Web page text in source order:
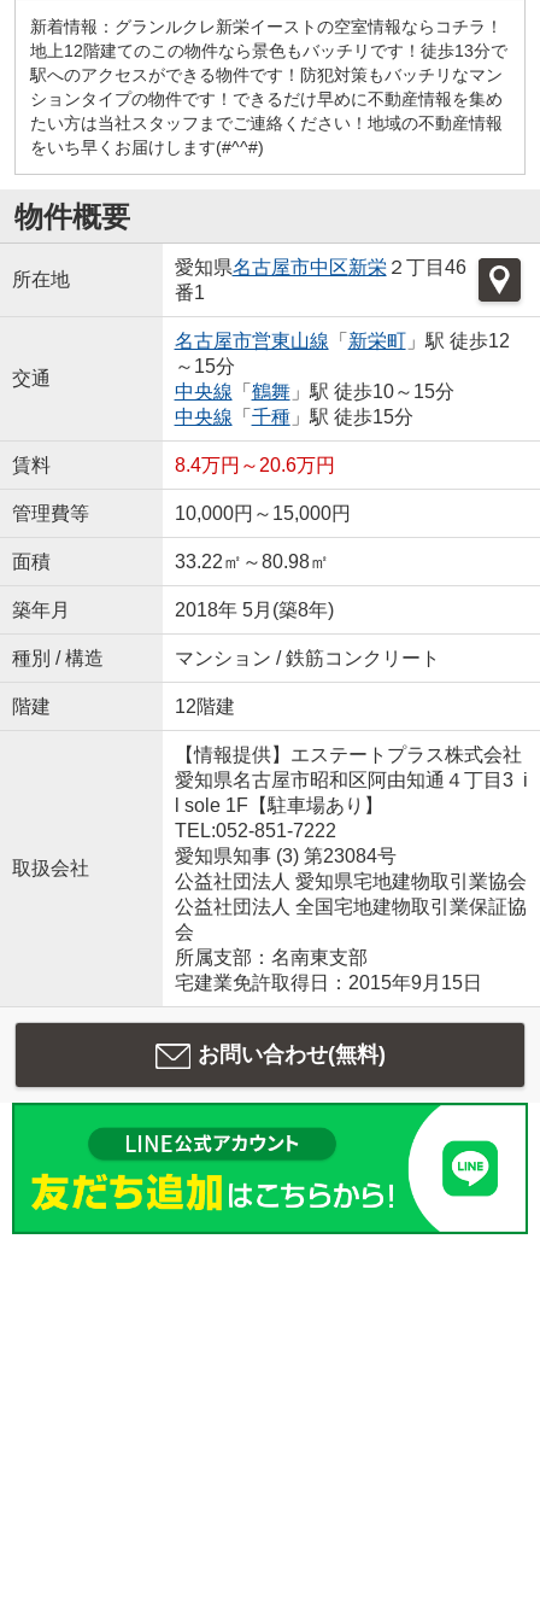
新着情報：グランルクレ新栄イーストの空室情報ならコチラ！
地上12階建てのこの物件なら景色もバッチリです！徒歩13分で
駅へのアクセスができる物件です！防犯対策もバッチリなマン
ションタイプの物件です！できるだけ早めに不動産情報を集め
たい方は当社スタッフまでご連絡ください！地域の不動産情報
をいち早くお届けします(#^^#)
物件概要
所在地
愛知県名古屋市中区新栄２丁目46
番1
交通
名古屋市営東山線 「 新栄町」駅 徒歩12
～15分
中央線 「 鶴舞」駅 徒歩10～15分
中央線 「 千種」駅 徒歩15分
賃料 8.4万円～20.6万円
管理費等 10,000円～15,000円
面積 33.22㎡～80.98㎡
築年月 2018年 5月(築8年)
種別 / 構造 マンション / 鉄筋コンクリート
階建 12階建
取扱会社
【情報提供】エステートプラス株式会社
愛知県名古屋市昭和区阿由知通４丁目3 i
l sole 1F【駐車場あり】
TEL:052-851-7222
愛知県知事 (3) 第23084号
公益社団法人 愛知県宅地建物取引業協会
公益社団法人 全国宅地建物取引業保証協
会
所属支部：名南東支部
宅建業免許取得日：2015年9月15日
お問い合わせ(無料)